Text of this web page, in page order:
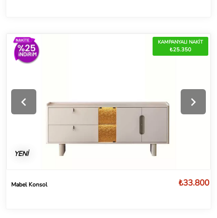
KAMPANYALI NAKİT
₺25.350
YENİ
Mabel Konsol ₺33.800